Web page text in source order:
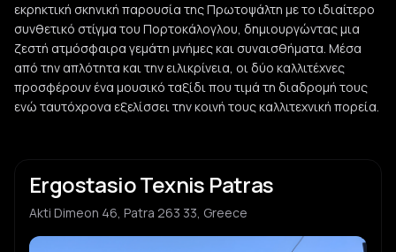
εκρηκτική σκηνική παρουσία της Πρωτοψάλτη με το ιδιαίτερο
συνθετικό στίγμα του Πορτοκάλογλου, δημιουργώντας μια
ζεστή ατμόσφαιρα γεμάτη μνήμες και συναισθήματα. Μέσα
από την απλότητα και την ειλικρίνεια, οι δύο καλλιτέχνες
προσφέρουν ένα μουσικό ταξίδι που τιμά τη διαδρομή τους
ενώ ταυτόχρονα εξελίσσει την κοινή τους καλλιτεχνική πορεία.
Ergostasio Texnis Patras
Akti Dimeon 46, Patra 263 33, Greece